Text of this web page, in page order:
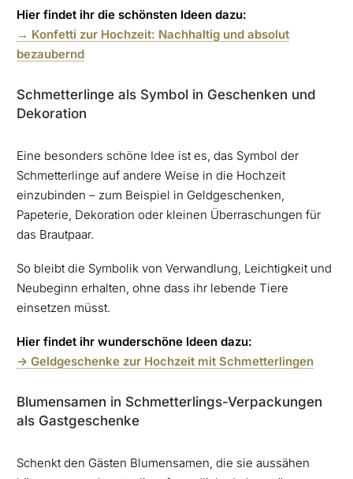
Hier findet ihr die schönsten Ideen dazu:
→ Konfetti zur Hochzeit: Nachhaltig und absolut
bezaubernd
Schmetterlinge als Symbol in Geschenken und
Dekoration
Eine besonders schöne Idee ist es, das Symbol der
Schmetterlinge auf andere Weise in die Hochzeit
einzubinden – zum Beispiel in Geldgeschenken,
Papeterie, Dekoration oder kleinen Überraschungen für
das Brautpaar.
So bleibt die Symbolik von Verwandlung, Leichtigkeit und
Neubeginn erhalten, ohne dass ihr lebende Tiere
einsetzen müsst.
Hier findet ihr wunderschöne Ideen dazu:
-> Geldgeschenke zur Hochzeit mit Schmetterlingen
Blumensamen in Schmetterlings-Verpackungen
als Gastgeschenke
Schenkt den Gästen Blumensamen, die sie aussähen